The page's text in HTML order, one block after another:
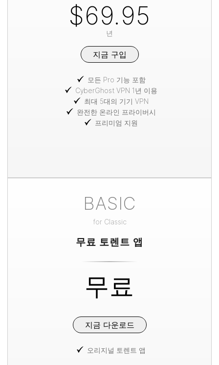
$69.95
년
지금 구입
모든 Pro 기능 포함
CyberGhost VPN 1년 이용
최대 5대의 기기 VPN
완전한 온라인 프라이버시
프리미엄 지원
BASIC
for Classic
무료 토렌트 앱
무료
지금 다운로드
오리지널 토렌트 앱